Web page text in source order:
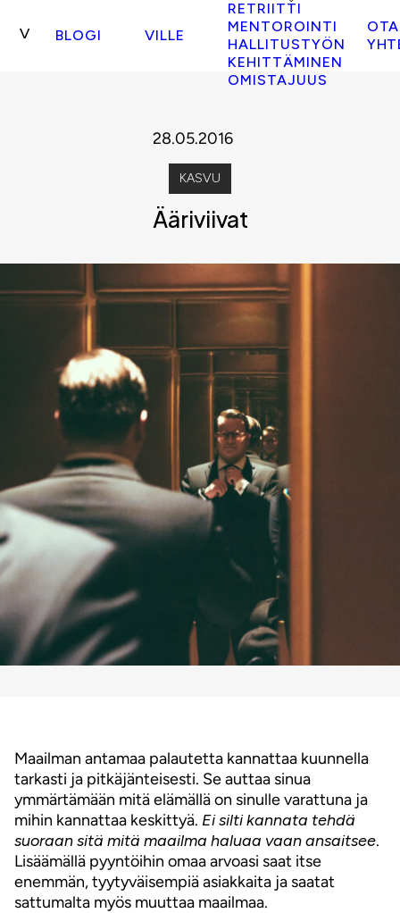
BLOGI VILLE
RETRIITTI
MENTOROINTI
HALLITUSTYÖN
KEHITTÄMINEN
OMISTAJUUS
OTA
28.05.2016
KASVU
Ääriviivat
Maailman antamaa palautetta kannattaa kuunnella
tarkasti ja pitkäjänteisesti. Se auttaa sinua
ymmärtämään mitä elämällä on sinulle varattuna ja
mihin kannattaa keskittyä. Ei silti kannata tehdä
suoraan sitä mitä maailma haluaa vaan ansaitsee.
Lisäämällä pyyntöihin omaa arvoasi saat itse
enemmän, tyytyväisempiä asiakkaita ja saatat
sattumalta myös muuttaa maailmaa.